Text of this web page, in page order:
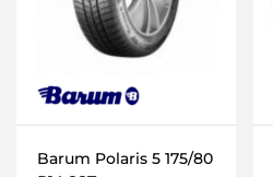
Barum Polaris 5 175/80